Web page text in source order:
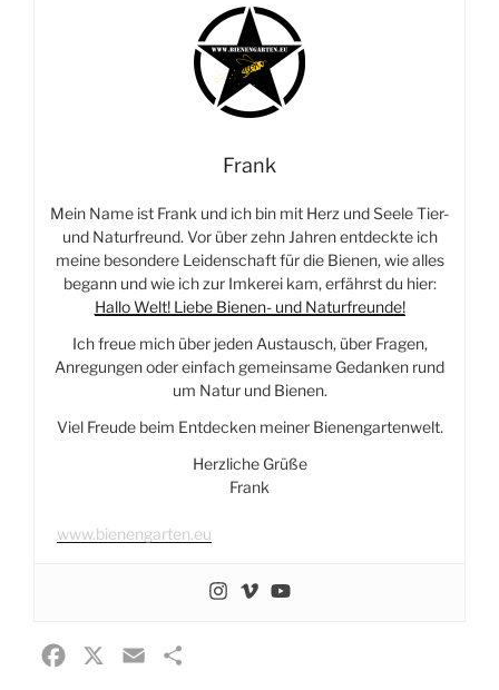
Frank
Mein Name ist Frank und ich bin mit Herz und Seele Tier-
und Naturfreund. Vor über zehn Jahren entdeckte ich
meine besondere Leidenschaft für die Bienen, wie alles
begann und wie ich zur Imkerei kam, erfährst du hier:
Hallo Welt! Liebe Bienen- und Naturfreunde!
Ich freue mich über jeden Austausch, über Fragen,
Anregungen oder einfach gemeinsame Gedanken rund
um Natur und Bienen.
Viel Freude beim Entdecken meiner Bienengartenwelt.
Herzliche Grüße
Frank
www.bienengarten.eu